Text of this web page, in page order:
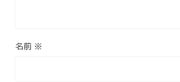
名前 ※